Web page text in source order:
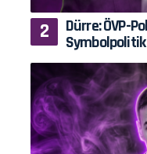
Dürre: ÖVP-
Symbolpolitik